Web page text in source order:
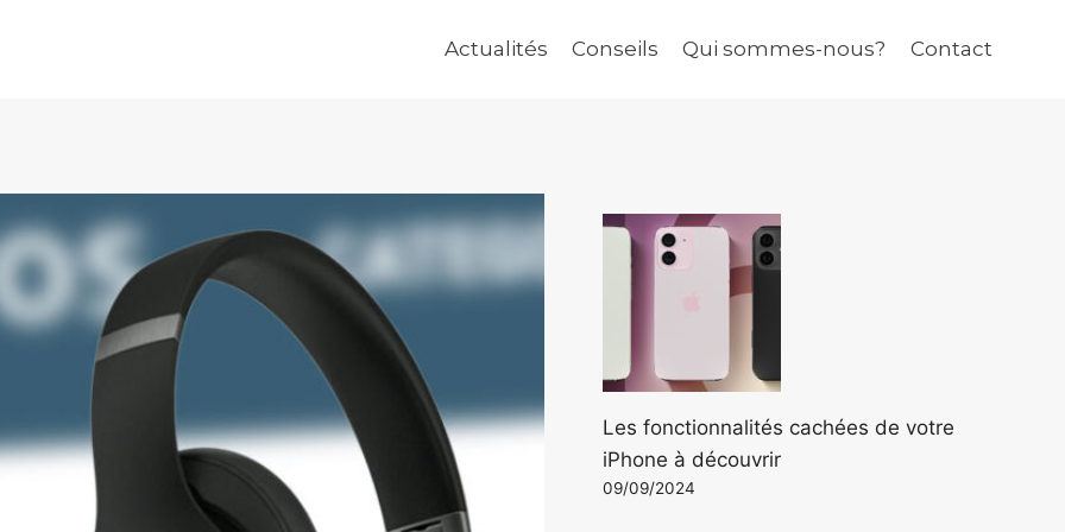
Actualités Conseils Qui sommes-nous? Contact
Les fonctionnalités cachées de votre
iPhone à découvrir
09/09/2024